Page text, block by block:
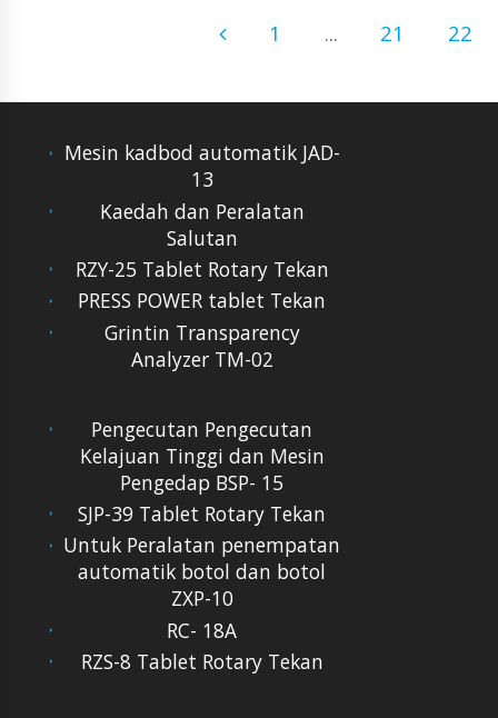
1 ... 21 22
Mesin kadbod automatik JAD-
13
Kaedah dan Peralatan
Salutan
RZY-25 Tablet Rotary Tekan
PRESS POWER tablet Tekan
Grintin Transparency
Analyzer TM-02
Pengecutan Pengecutan
Kelajuan Tinggi dan Mesin
Pengedap BSP- 15
SJP-39 Tablet Rotary Tekan
Untuk Peralatan penempatan
automatik botol dan botol
ZXP-10
RC- 18A
RZS-8 Tablet Rotary Tekan